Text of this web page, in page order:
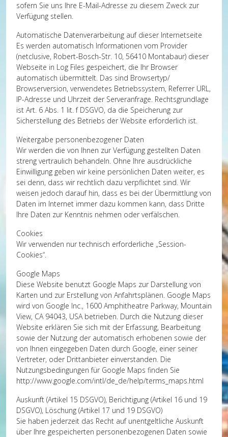
sofern Sie uns Ihre E-Mail-Adresse zu diesem Zweck zur
Verfügung stellen.
Automatische Datenverarbeitung auf dieser Internetseite
Es werden automatisch Informationen vom Provider
(netclusive, Robert-Bosch-Str. 10, 56410 Montabaur) dieser
Webseite in Log Files gespeichert, die Ihr Browser
automatisch übermittelt. Das sind Browsertyp/
Browserversion, verwendetes Betriebssystem, Referrer URL,
IP-Adresse und Uhrzeit der Serveranfrage. Rechtsgrundlage
ist Art. 6 Abs. 1 lit. f DSGVO, da die Speicherung zur
Sicherstellung des Betriebs der Website erforderlich ist.
Weitergabe personenbezogener Daten
Wir werden die von Ihnen zur Verfügung gestellten Daten
streng vertraulich behandeln. Ohne Ihre ausdrückliche
Einwilligung geben wir keine persönlichen Daten weiter, es
sei denn, dass wir rechtlich dazu verpflichtet sind. Wir
weisen jedoch darauf hin, dass es bei der Übermittlung von
Daten im Internet immer dazu kommen kann, dass Dritte
Ihre Daten zur Kenntnis nehmen oder verfälschen.
Cookies
Wir verwenden nur technisch erforderliche „Session-
Cookies“.
Google Maps
Diese Website benutzt Google Maps zur Darstellung von
Karten und zur Erstellung von Anfahrtsplänen. Google Maps
wird von Google Inc., 1600 Amphitheatre Parkway, Mountain
View, CA 94043, USA betrieben. Durch die Nutzung dieser
Website erklären Sie sich mit der Erfassung, Bearbeitung
sowie der Nutzung der automatisch erhobenen sowie der
von Ihnen eingegeben Daten durch Google, einer seiner
Vertreter, oder Drittanbieter einverstanden. Die
Nutzungsbedingungen für Google Maps finden Sie
http://www.google.com/intl/de_de/help/terms_maps.html
Auskunft (Artikel 15 DSGVO), Berichtigung (Artikel 16 und 19
DSGVO), Löschung (Artikel 17 und 19 DSGVO)
Sie haben jederzeit das Recht auf unentgeltliche Auskunft
über Ihre gespeicherten personenbezogenen Daten sowie